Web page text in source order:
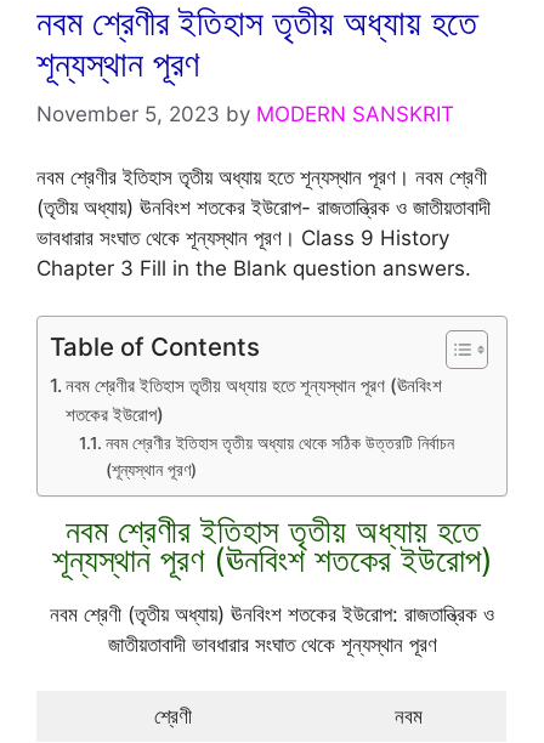
নবম শ্রেণীর ইতিহাস তৃতীয় অধ্যায় হতে
শূন্যস্থান পূরণ
November 5, 2023 by MODERN SANSKRIT
নবম শ্রেণীর ইতিহাস তৃতীয় অধ্যায় হতে শূন্যস্থান পূরণ। নবম শ্রেণী
(তৃতীয় অধ্যায়) ঊনবিংশ শতকের ইউরোপ- রাজতান্ত্রিক ও জাতীয়তাবাদী
ভাবধারার সংঘাত থেকে শূন্যস্থান পূরণ। Class 9 History
Chapter 3 Fill in the Blank question answers.
Table of Contents
নবম শ্রেণীর ইতিহাস তৃতীয় অধ্যায় হতে শূন্যস্থান পূরণ (ঊনবিংশ
শতকের ইউরোপ)
নবম শ্রেণীর ইতিহাস তৃতীয় অধ্যায় থেকে সঠিক উত্তরটি নির্বাচন
(শূন্যস্থান পূরণ)
নবম শ্রেণীর ইতিহাস তৃতীয় অধ্যায় হতে
শূন্যস্থান পূরণ (ঊনবিংশ শতকের ইউরোপ)
নবম শ্রেণী (তৃতীয় অধ্যায়) ঊনবিংশ শতকের ইউরোপ: রাজতান্ত্রিক ও
জাতীয়তাবাদী ভাবধারার সংঘাত থেকে শূন্যস্থান পূরণ
শ্রেণী নবম